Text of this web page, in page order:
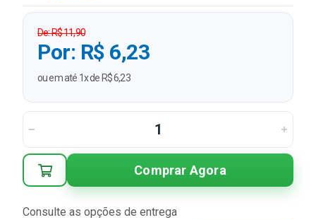
De: R$ 11,90
Por: R$ 6,23
ou em até 1x de R$ 6,23
Comprar Agora
Consulte as opções de entrega